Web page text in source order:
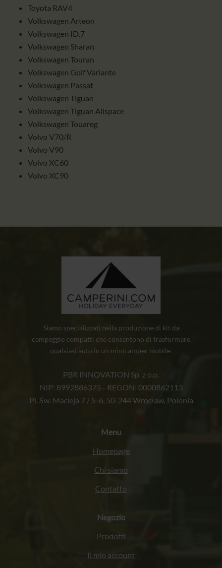
Toyota RAV4
Volkswagen Arteon
Volkswagen ID.7
Volkswagen Sharan
Volkswagen Touran
Volkswagen Golf Variante
Volkswagen Passat
Volkswagen Tiguan
Volkswagen Tiguan Allspace
Volkswagen Touareg
Volvo V70/R
Volvo V90
Volvo XC60
Volvo XC90
Siamo specializzati nella produzione di kit da
campeggio compatti che consentono di trasformare
qualsiasi auto in un minicamper mobile.
PBR INNOVATION Sp. z o.o.
NIP: 8992886375 - REGON: 0000862113
Pl. Św. Macieja 7 / 5-6, 50-244 Wrocław, Polonia
Menu
Homepage
Chi siamo
Contatto
Negozio
Prodotti
Il mio account